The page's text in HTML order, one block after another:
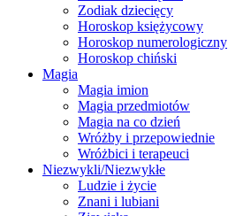
Zodiak dziecięcy
Horoskop księżycowy
Horoskop numerologiczny
Horoskop chiński
Magia
Magia imion
Magia przedmiotów
Magia na co dzień
Wróżby i przepowiednie
Wróżbici i terapeuci
Niezwykli/Niezwykłe
Ludzie i życie
Znani i lubiani